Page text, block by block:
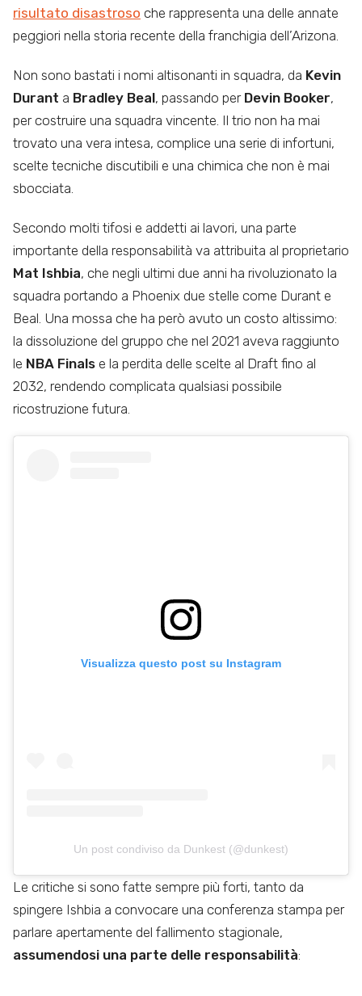
risultato disastroso che rappresenta una delle annate
peggiori nella storia recente della franchigia dell’Arizona.
Non sono bastati i nomi altisonanti in squadra, da Kevin
Durant a Bradley Beal, passando per Devin Booker,
per costruire una squadra vincente. Il trio non ha mai
trovato una vera intesa, complice una serie di infortuni,
scelte tecniche discutibili e una chimica che non è mai
sbocciata.
Secondo molti tifosi e addetti ai lavori, una parte
importante della responsabilità va attribuita al proprietario
Mat Ishbia, che negli ultimi due anni ha rivoluzionato la
squadra portando a Phoenix due stelle come Durant e
Beal. Una mossa che ha però avuto un costo altissimo:
la dissoluzione del gruppo che nel 2021 aveva raggiunto
le NBA Finals e la perdita delle scelte al Draft fino al
2032, rendendo complicata qualsiasi possibile
ricostruzione futura.
Visualizza questo post su Instagram
Un post condiviso da Dunkest (@dunkest)
Le critiche si sono fatte sempre più forti, tanto da
spingere Ishbia a convocare una conferenza stampa per
parlare apertamente del fallimento stagionale,
assumendosi una parte delle responsabilità: